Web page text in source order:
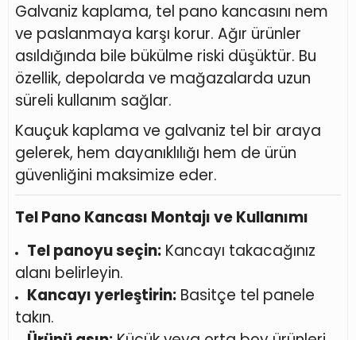
Galvaniz kaplama, tel pano kancasını nem
ve paslanmaya karşı korur. Ağır ürünler
asıldığında bile bükülme riski düşüktür. Bu
özellik, depolarda ve mağazalarda uzun
süreli kullanım sağlar.
Kauçuk kaplama ve galvaniz tel bir araya
gelerek, hem dayanıklılığı hem de ürün
güvenliğini maksimize eder.
Tel Pano Kancası Montajı ve Kullanımı
Tel panoyu seçin: Kancayı takacağınız
alanı belirleyin.
Kancayı yerleştirin: Basitçe tel panele
takın.